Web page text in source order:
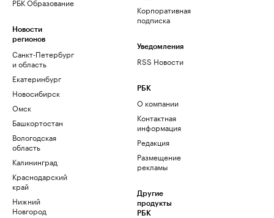
РБК Образование
Новости
регионов
Санкт-Петербург
и область
Екатеринбург
Новосибирск
Омск
Башкортостан
Вологодская
область
Калининград
Краснодарский
край
Нижний
Новгород
Корпоративная
подписка
Уведомления
RSS Новости
РБК
О компании
Контактная
информация
Редакция
Размещение
рекламы
Другие
продукты
РБК